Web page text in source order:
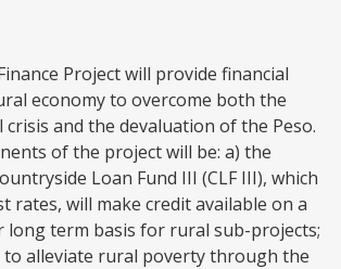
Project will provide financial
economy to overcome both the
and the devaluation of the Peso.
of the project will be: a) the
Loan Fund III (CLF III), which
rates, will make credit available on a
long term basis for rural sub-projects;
to alleviate rural poverty through the